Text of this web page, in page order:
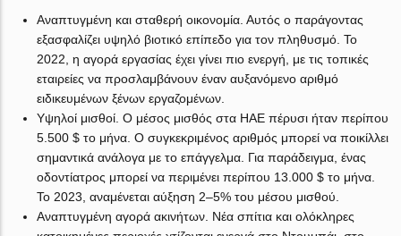
Αναπτυγμένη και σταθερή οικονομία. Αυτός ο παράγοντας
εξασφαλίζει υψηλό βιοτικό επίπεδο για τον πληθυσμό. Το
2022, η αγορά εργασίας έχει γίνει πιο ενεργή, με τις τοπικές
εταιρείες να προσλαμβάνουν έναν αυξανόμενο αριθμό
ειδικευμένων ξένων εργαζομένων.
Υψηλοί μισθοί. Ο μέσος μισθός στα ΗΑΕ πέρυσι ήταν περίπου
5.500 $ το μήνα. Ο συγκεκριμένος αριθμός μπορεί να ποικίλλει
σημαντικά ανάλογα με το επάγγελμα. Για παράδειγμα, ένας
οδοντίατρος μπορεί να περιμένει περίπου 13.000 $ το μήνα.
Το 2023, αναμένεται αύξηση 2–5% του μέσου μισθού.
Αναπτυγμένη αγορά ακινήτων. Νέα σπίτια και ολόκληρες